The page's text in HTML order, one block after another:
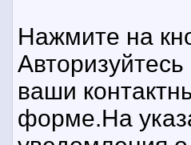
Нажмите на
ваши
форме.На